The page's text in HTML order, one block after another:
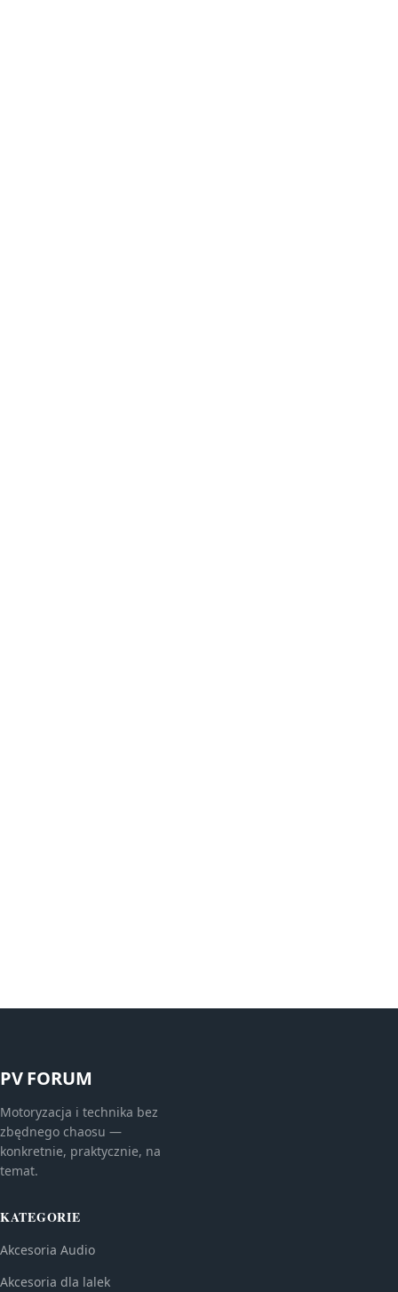
PV FORUM
Motoryzacja i technika bez
zbędnego chaosu —
konkretnie, praktycznie, na
temat.
KATEGORIE
Akcesoria Audio
Akcesoria dla lalek